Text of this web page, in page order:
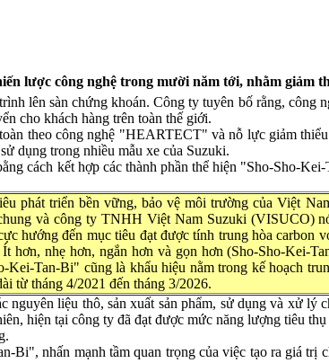
lược công nghệ trong mười năm tới, nhằm giảm
lên sàn chứng khoán. Công ty tuyên bố rằng, công
cho khách hàng trên toàn thế giới.
theo công nghệ "HEARTECT" và nỗ lực giảm
dụng trong nhiều mẫu xe của Suzuki.
cách kết hợp các thành phần thể hiện "Sho-Sho-
phát triển bền vững, bảo vệ môi trường của Việt
và công ty TNHH Việt Nam Suzuki (VISUCO)
hướng đến mục tiêu đạt được tính trung hòa carbon
hơn, nhẹ hơn, ngắn hơn và gọn hơn (Sho-Sho-Kei-
Kei-Tan-Bi" cũng là khẩu hiệu nằm trong kế hoạch
từ tháng 4/2021 đến tháng 3/2026.
liệu thô, sản xuất sản phẩm, sử dụng và xử lý
hiện tại công ty đã đạt được mức năng lượng tiêu
nhấn mạnh tầm quan trọng của việc tạo ra giá trị